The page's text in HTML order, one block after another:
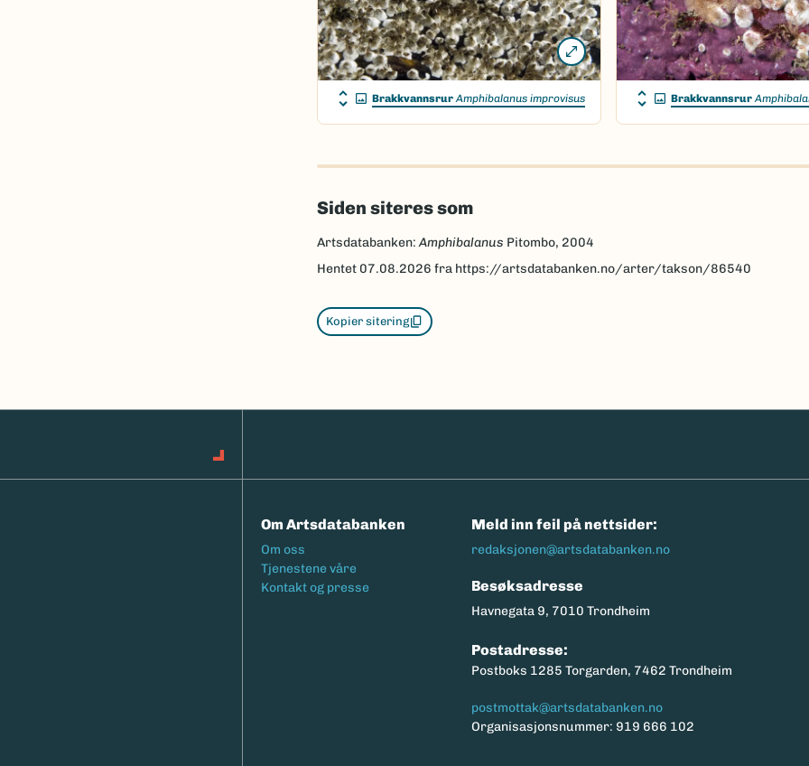
Brakkvannsrur Amphibalanus improvisus Brakkvannsrur
Siden siteres som
Artsdatabanken:Amphibalanus Pitombo, 2004
Hentet 07.08.2026 fra https://artsdatabanken.no/arter/takson/86540
Kopier sitering
Om Artsdatabanken
Footermeny
Om oss
Tjenestene våre
Kontakt og presse
Meld inn feil på nettsider:
redaksjonen@artsdatabanken.no
Besøksadresse
Havnegata 9, 7010 Trondheim
Postadresse:
Postboks 1285 Torgarden, 7462 Trondheim
postmottak@artsdatabanken.no
Organisasjonsnummer: 919 666 102